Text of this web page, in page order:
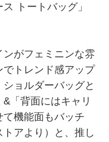
トートバッグ」
がフェミニンな雰
でトレンド感アップ
ョルダーバッグと
「背面にはキャリ
機能面もバッチ
アより）と、推し